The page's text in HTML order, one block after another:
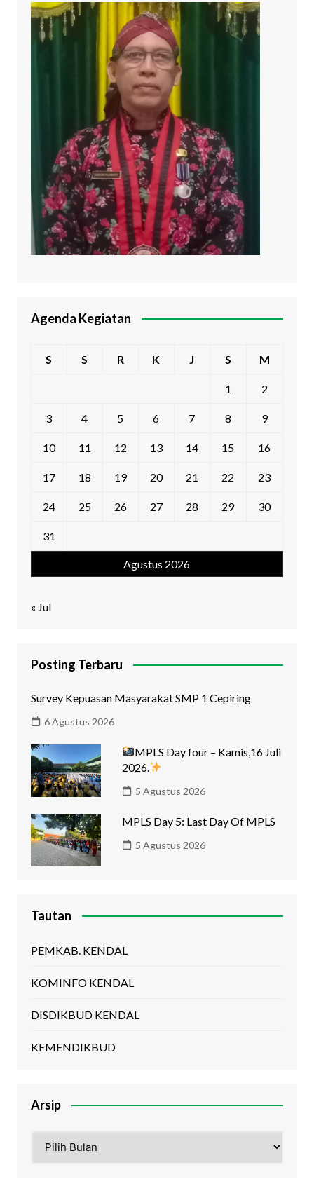
Agenda Kegiatan
Agustus 2026
S S R K J S M
1 2
3 4 5 6 7 8 9
10 11 12 13 14 15 16
17 18 19 20 21 22 23
24 25 26 27 28 29 30
31
« Jul
Posting Terbaru
Survey Kepuasan Masyarakat SMP 1 Cepiring
6 Agustus 2026
MPLS Day four – Kamis,16 Juli
2026.
5 Agustus 2026
MPLS Day 5: Last Day Of MPLS
5 Agustus 2026
Tautan
PEMKAB. KENDAL
KOMINFO KENDAL
DISDIKBUD KENDAL
KEMENDIKBUD
Arsip